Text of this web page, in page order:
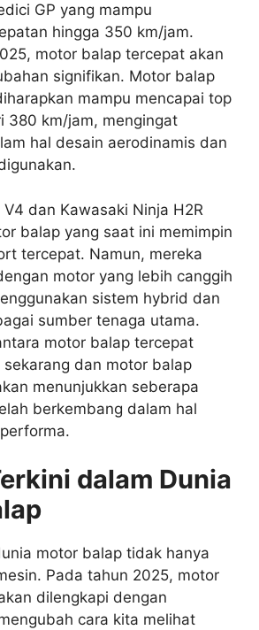
GP yang mampu
hingga 350 km/jam.
motor balap tercepat akan
signifikan. Motor balap
mampu mencapai top
380 km/jam, mengingat
hal desain aerodinamis dan
dan Kawasaki Ninja H2R
balap yang saat ini memimpin
tercepat. Namun, mereka
motor yang lebih canggih
sistem hybrid dan
sumber tenaga utama.
motor balap tercepat
dan motor balap
menunjukkan seberapa
berkembang dalam hal
dalam Dunia
motor balap tidak hanya
Pada tahun 2025, motor
dilengkapi dengan
cara kita melihat